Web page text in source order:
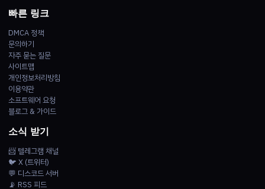
빠른 링크
DMCA 정책
문의하기
자주 묻는 질문
사이트맵
개인정보처리방침
이용약관
소프트웨어 요청
블로그 & 가이드
소식 받기
📨 텔레그램 채널
🐦 X (트위터)
💬 디스코드 서버
📡 RSS 피드